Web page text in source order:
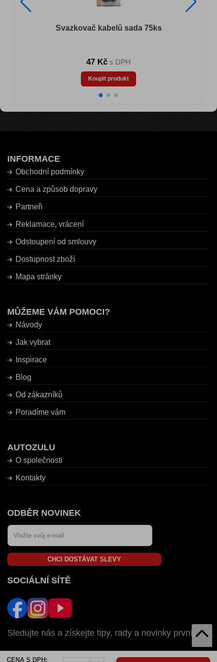
CENA S DPH:
Svazkovač kabelů sada 75ks
47 Kč s DPH
Koupit produkt
INFORMACE
Obchodní podmínky
Cena a způsob dopravy
Partneři
Reklamace, vrácení
Odstoupení od smlouvy
Dostupnost zboží
Mapa stránky
MŮŽEME VÁM POMOCI?
Návody
Jak vybrat
Inspirace
Blog
Od zákazníků
Poradíme vám
AUTOZULU
O společnosti
Kontakty
ODBĚR NOVINEK
CHCI DOSTÁVAT SLEVY
SOCIÁLNÍ SÍTĚ
Sledujte nás a získejte tipy, rady a novinky první